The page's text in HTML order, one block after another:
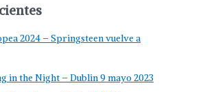
2024 – Springsteen vuelve a
in the Night – Dublin 9 mayo 2023